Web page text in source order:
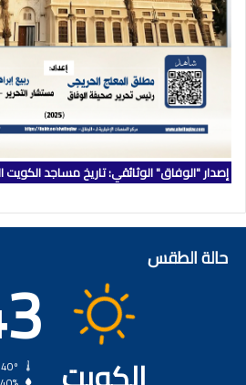
إصدار "الوفاق" الوثائقي: تاريخ مساجد الكويت
حالة الطقس